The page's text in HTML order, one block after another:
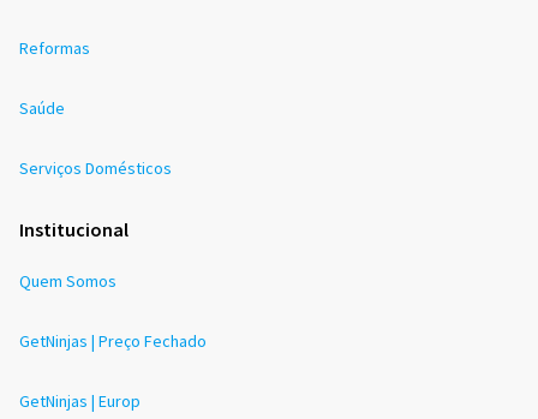
Reformas
Saúde
Serviços Domésticos
Institucional
Quem Somos
GetNinjas | Preço Fechado
GetNinjas | Europ